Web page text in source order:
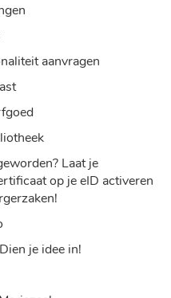
aanvragen
Laat je
op je eID activeren
je idee in!